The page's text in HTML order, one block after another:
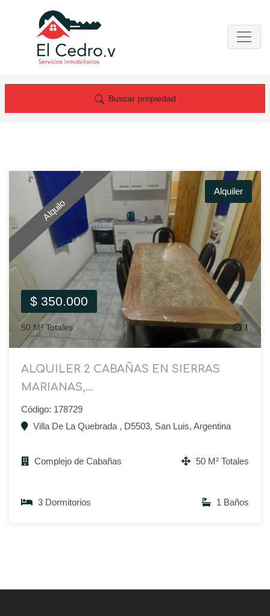
Buscar propiedad
Alquilo
Alquiler
$ 350.000
50 M² Totales 1
ALQUILER 2 CABAÑAS EN SIERRAS
MARIANAS,...
Código: 178729
Villa De La Quebrada , D5503, San Luis, Argentina
Complejo de Cabañas 50 M² Totales
3 Dormitorios 1 Baños